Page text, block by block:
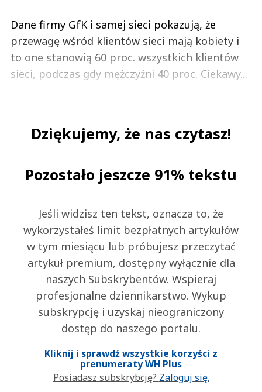
Dane firmy GfK i samej sieci pokazują, że
przewagę wśród klientów sieci mają kobiety i
to one stanowią 60 proc. wszystkich klientów
sieci, podczas gdy mężczyźni 40 proc. Ciekawy...
Dziękujemy, że nas czytasz!
Pozostało jeszcze 91% tekstu
Jeśli widzisz ten tekst, oznacza to, że
wykorzystałeś limit bezpłatnych artykułów
w tym miesiącu lub próbujesz przeczytać
artykuł premium, dostępny wyłącznie dla
naszych Subskrybentów. Wspieraj
profesjonalne dziennikarstwo. Wykup
subskrypcję i uzyskaj nieograniczony
dostęp do naszego portalu.
Kliknij i sprawdź wszystkie korzyści z
prenumeraty WH Plus
Posiadasz subskrybcję? Zaloguj się.